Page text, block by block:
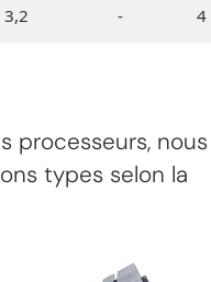
3,2 - 4
processeurs, nous
types selon la